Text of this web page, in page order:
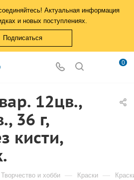
Актуальная информация
и новых поступлениях.
Подписаться
0
12цв.,
36 г,
кисти,
Творчество и хобби — Краски —